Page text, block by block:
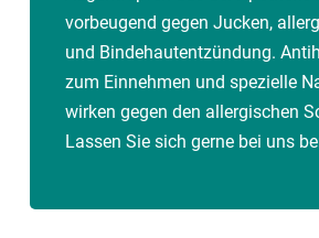
den Herbst blühen.
vorbeugend gegen Jucken,
und Bindehautentzündung.
zum Einnehmen und spezielle
wirken gegen den allergischen
Lassen Sie sich gerne bei uns